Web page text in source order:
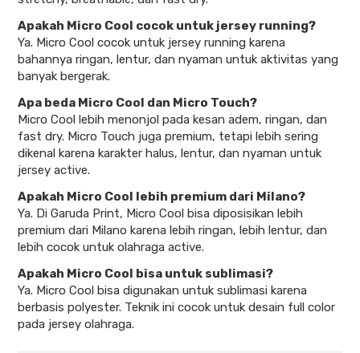
Apakah Micro Cool cocok untuk jersey running?
Ya. Micro Cool cocok untuk jersey running karena
bahannya ringan, lentur, dan nyaman untuk aktivitas yang
banyak bergerak.
Apa beda Micro Cool dan Micro Touch?
Micro Cool lebih menonjol pada kesan adem, ringan, dan
fast dry. Micro Touch juga premium, tetapi lebih sering
dikenal karena karakter halus, lentur, dan nyaman untuk
jersey active.
Apakah Micro Cool lebih premium dari Milano?
Ya. Di Garuda Print, Micro Cool bisa diposisikan lebih
premium dari Milano karena lebih ringan, lebih lentur, dan
lebih cocok untuk olahraga active.
Apakah Micro Cool bisa untuk sublimasi?
Ya. Micro Cool bisa digunakan untuk sublimasi karena
berbasis polyester. Teknik ini cocok untuk desain full color
pada jersey olahraga.